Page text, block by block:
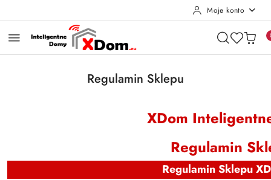
Moje konto
Regulamin Sklepu
XDom
Regulamin
Regulamin Sklepu